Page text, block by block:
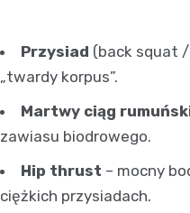
Przysiad (back squat
„twardy korpus”.
Martwy ciąg
zawiasu biodrowego.
Hip thrust – mocny
ciężkich przysiadach.